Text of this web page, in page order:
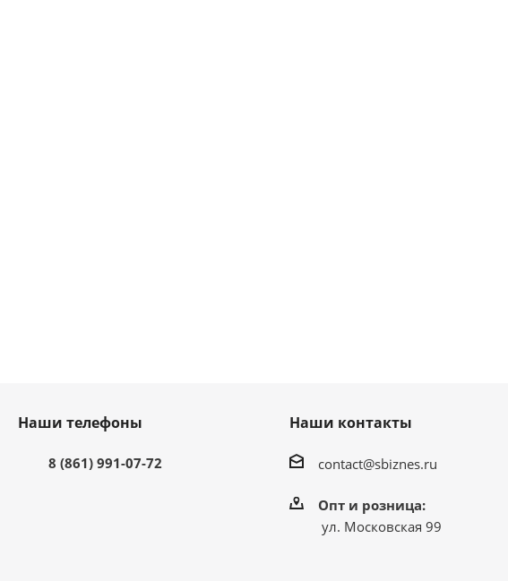
Наши телефоны
8 (861) 991-07-72
Наши контакты
contact@sbiznes.ru
Опт и розница:
ул. Московская 99